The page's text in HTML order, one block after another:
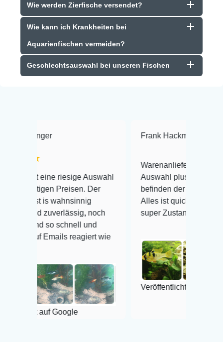
Wie werden Zierfische versendet?
Wie kann ich Krankheiten bei
Aquarienfischen vermeiden?
Geschlechtsauswahl bei unseren Fischen
Auswahl
Der
noch
und
reagiert wie
Frank Hackmayer ★★★★
Warenanlieferung Top und die
Auswahl plus gesundheitliches
befinden der Fische einwandfrei.
Alles ist quick lebendig und im
super Zustand. Gerne wieder 😃
Veröffentlicht auf Google